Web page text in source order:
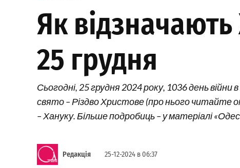
Як відзначають
25 грудня
Сьогодні, 25 грудня 2024 року, 1036 день
свято – Різдво Христове (про нього читайте
– Хануку. Більше подробиць – у матеріалі
Редакція 25-12-2024 в 06:37